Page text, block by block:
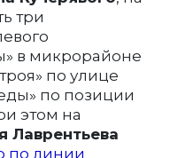
три
в микрорайоне
по улице
по позиции
этом на
Лаврентьева
по линии